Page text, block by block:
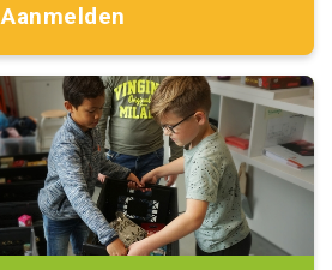
Aanmelden